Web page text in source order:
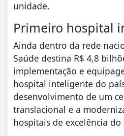
unidade.
Primeiro hospital
Ainda dentro da rede
Saúde destina R$ 4,8
implementação e
hospital inteligente do
desenvolvimento de um
translacional e a
hospitais de excelência do